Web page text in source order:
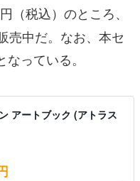
（税込）のところ、
売中だ。なお、本セ
っている。
アートブック (アトラス